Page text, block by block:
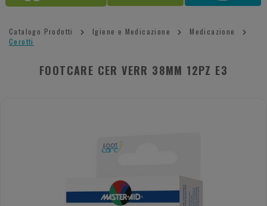
Catalogo Prodotti Igiene e Medicazione
Medicazione
Cerotti
FOOTCARE CER VERR 38MM 12PZ E3